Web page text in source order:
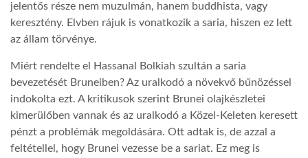
DOBRAVERO.HU
LATIMO.HU
jelentős része nem muzulmán, hanem buddhista, vagy
keresztény. Elvben rájuk is vonatkozik a saria, hiszen ez lett
az állam törvénye.
Miért rendelte el Hassanal Bolkiah szultán a saria
bevezetését Bruneiben? Az uralkodó a növekvő bűnözéssel
indokolta ezt. A kritikusok szerint Brunei olajkészletei
kimerülőben vannak és az uralkodó a Közel-Keleten keresett
pénzt a problémák megoldására. Ott adtak is, de azzal a
feltétellel, hogy Brunei vezesse be a sariat. Ez meg is